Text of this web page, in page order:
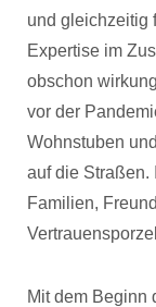
und gleichzeitig
Expertise im
obschon
vor der
Wohnstuben
auf die Straßen.
Familien,
Mit dem Beginn